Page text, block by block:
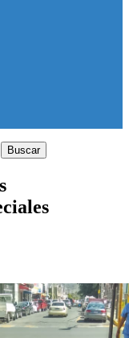
Buscar